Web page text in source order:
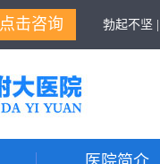
点击咨询 勃起不坚 |